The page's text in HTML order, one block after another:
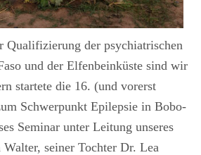
Qualifizierung der psychiatrischen
und der Elfenbeinküste sind wir
startete die 16. (und vorerst
Schwerpunkt Epilepsie in Bobo-
Seminar unter Leitung unseres
seiner Tochter Dr. Lea